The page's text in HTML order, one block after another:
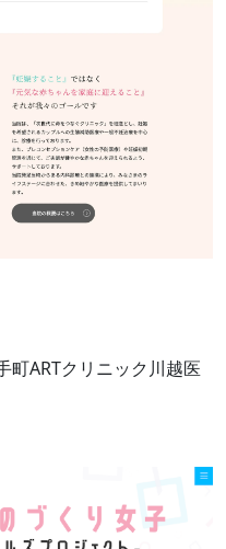
町ARTクリニック川越医